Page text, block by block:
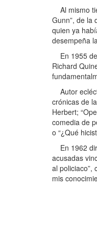
Al mismo
Gunn”, de la
quien ya
desempeña
En 1955
Richard
Autor
crónicas de
Herbert;
comedia de
o “¿Qué
En 1962
acusadas
al policiaco”,
mis